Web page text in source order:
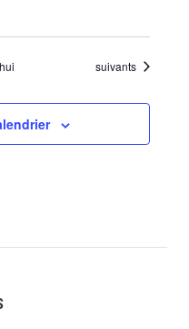
Évènements
suivants